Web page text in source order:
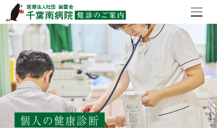
個人の健康診断